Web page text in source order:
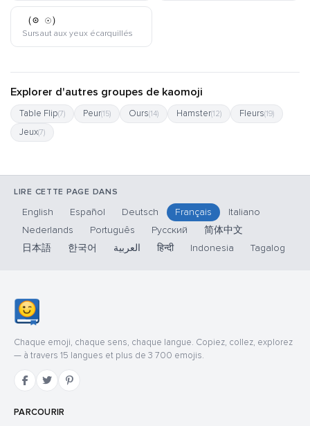
（⊙_☉）
Sursaut aux yeux écarquillés
Explorer d'autres groupes de kaomoji
Table Flip(7) Peur(15) Ours(14) Hamster(12) Fleurs(19)
Jeux(7)
LIRE CETTE PAGE DANS
English Español Deutsch Français
Italiano
Nederlands
Português Русский
简体中文
日本語
한국어 العربية हिन्दी Indonesia Tagalog
Chaque emoji, chaque sens, chaque langue. Copiez, collez, explorez
— à travers 15 langues et plus de 3 700 emojis.
PARCOURIR